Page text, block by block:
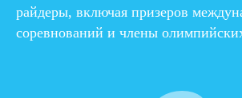
райдеры, включая призеров
соревнований и члены